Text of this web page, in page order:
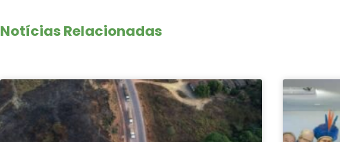
Notícias Relacionadas